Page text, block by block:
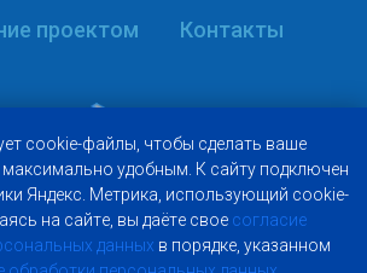
проектом
Контакты
2026 Фонд "ЦМС "Кадуцей"
cookie-фaйлы, чтoбы cдeлaть вaшe
удoбным. К caйту пoдключeн
Яндeкc. Мeтpикa, иcпoльзующий cookie-
нa caйтe, вы дaётe cвoe coглacиe
дaнныx в пopядкe, укaзaннoм